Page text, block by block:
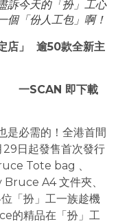
訴今天的「扮」工心
個「份人工包」啊！
店」 逾50款全新主
一SCAN 即下載
是必需的！全港首間
29日起發售首次發行
Tote bag 、
A4 文件夾、
「扮」工一族趁機
的精品在「扮」工